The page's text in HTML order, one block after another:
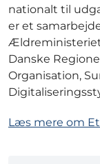
nationalt til
er et
Danske
Organisation,
Læs mere om